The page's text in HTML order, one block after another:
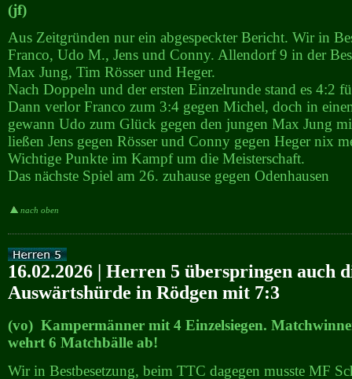
(jf)
Aus Zeitgründen nur ein abgespeckter Bericht. Wir in
Franco, Udo M., Jens und Conny. Allendorf 9 in der
Max Jung, Tim Rösser und Heger.
Nach Doppeln und der ersten Einzelrunde stand es 4:2
Dann verlor Franco zum 3:4 gegen Michel, doch in
gewann Udo zum Glück gegen den jungen Max Jung
ließen Jens gegen Rösser und Conny gegen Heger nix
Wichtige Punkte im Kampf um die Meisterschaft.
Das nächste Spiel am 26. zuhause gegen Odenhausen
nach oben
16.02.2026 | Herren 5 überspringen auch
Auswärtshürde in Rödgen mit 7:3
(vo) Kampermänner mit 4 Einzelsiegen.
wehrt 6 Matchbälle ab!
Wir in Bestbesetzung, beim TTC dagegen musste MF